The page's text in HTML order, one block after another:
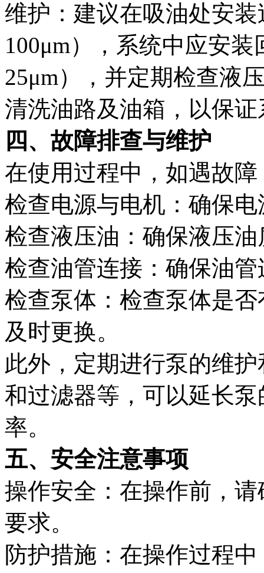
维护：建议在吸油处安
100μm），系统中应安
25μm），并定期检查液
清洗油路及油箱，以保
四、故障排查与维护
在使用过程中，如遇故
检查电源与电机：确保
检查液压油：确保液压
检查油管连接：确保油
检查泵体：检查泵体是
及时更换。
此外，定期进行泵的维
和过滤器等，可以延长
率。
五、安全注意事项
操作安全：在操作前，
要求。
防护措施：在操作过程